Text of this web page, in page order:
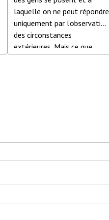
laquelle on ne peut répondre
uniquement par l’observation
des circonstances
extérieures. Mais ce que
extérieures sont comme
nous sentir bien, heureux,